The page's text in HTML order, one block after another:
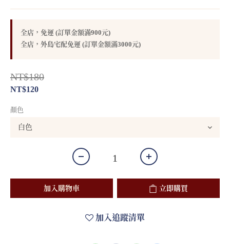
全店，免運 (訂單金額滿900元)
全店，外島宅配免運 (訂單金額滿3000元)
NT$180
NT$120
顏色
加入購物車 立即購買
加入追蹤清單